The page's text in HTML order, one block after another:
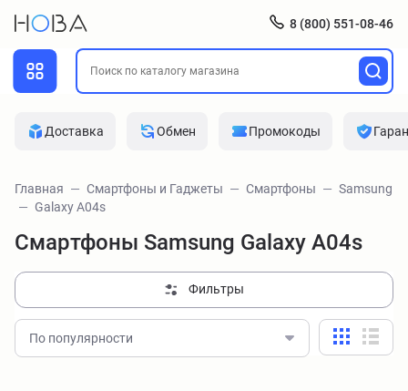
8 (800) 551-08-46
Доставка Обмен Промокоды
Главная Смартфоны и Гаджеты Смартфоны
Samsung
Galaxy A04s
Смартфоны Samsung Galaxy A04s
Фильтры
По популярности